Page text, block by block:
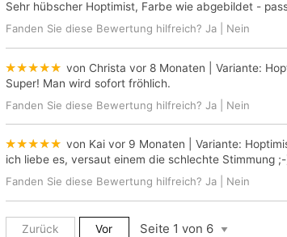
Sehr hübscher Hoptimist, Farbe wie abgebildet -
Fanden Sie diese Bewertung hilfreich? Ja Nein
★★★★★ von Christa vor 8 Monaten | Variante:
Super! Man wird sofort fröhlich.
Fanden Sie diese Bewertung hilfreich? Ja Nein
★★★★★ von Kai vor 9 Monaten | Variante:
ich liebe es, versaut einem die schlechte Stimmung
Fanden Sie diese Bewertung hilfreich? Ja Nein
Zurück Vor